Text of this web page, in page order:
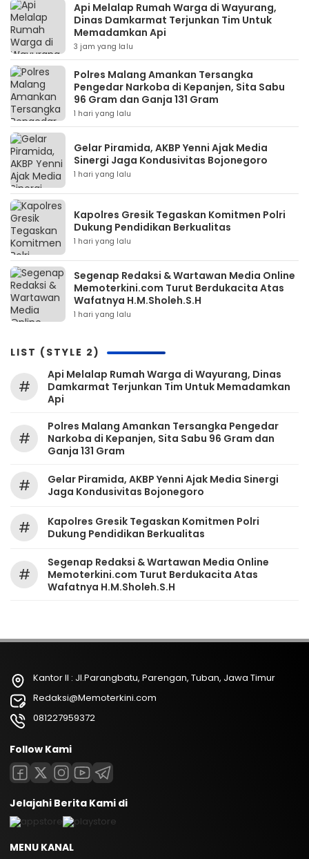
Api Melalap Rumah Warga di Wayurang,
Dinas Damkarmat Terjunkan Tim Untuk
Memadamkan Api
3 jam yang lalu
Polres Malang Amankan Tersangka
Pengedar Narkoba di Kepanjen, Sita Sabu
96 Gram dan Ganja 131 Gram
1 hari yang lalu
Gelar Piramida, AKBP Yenni Ajak Media
Sinergi Jaga Kondusivitas Bojonegoro
1 hari yang lalu
Kapolres Gresik Tegaskan Komitmen Polri
Dukung Pendidikan Berkualitas
1 hari yang lalu
Segenap Redaksi & Wartawan Media Online
Memoterkini.com Turut Berdukacita Atas
Wafatnya H.M.Sholeh.S.H
1 hari yang lalu
LIST (STYLE 2)
#
Api Melalap Rumah Warga di Wayurang, Dinas
Damkarmat Terjunkan Tim Untuk Memadamkan
Api
#
Polres Malang Amankan Tersangka Pengedar
Narkoba di Kepanjen, Sita Sabu 96 Gram dan
Ganja 131 Gram
#
Gelar Piramida, AKBP Yenni Ajak Media Sinergi
Jaga Kondusivitas Bojonegoro
#
Kapolres Gresik Tegaskan Komitmen Polri
Dukung Pendidikan Berkualitas
#
Segenap Redaksi & Wartawan Media Online
Memoterkini.com Turut Berdukacita Atas
Wafatnya H.M.Sholeh.S.H
Kantor II : Jl.Parangbatu, Parengan, Tuban, Jawa Timur
Redaksi@Memoterkini.com
081227959372
Follow Kami
Jelajahi Berita Kami di
MENU KANAL